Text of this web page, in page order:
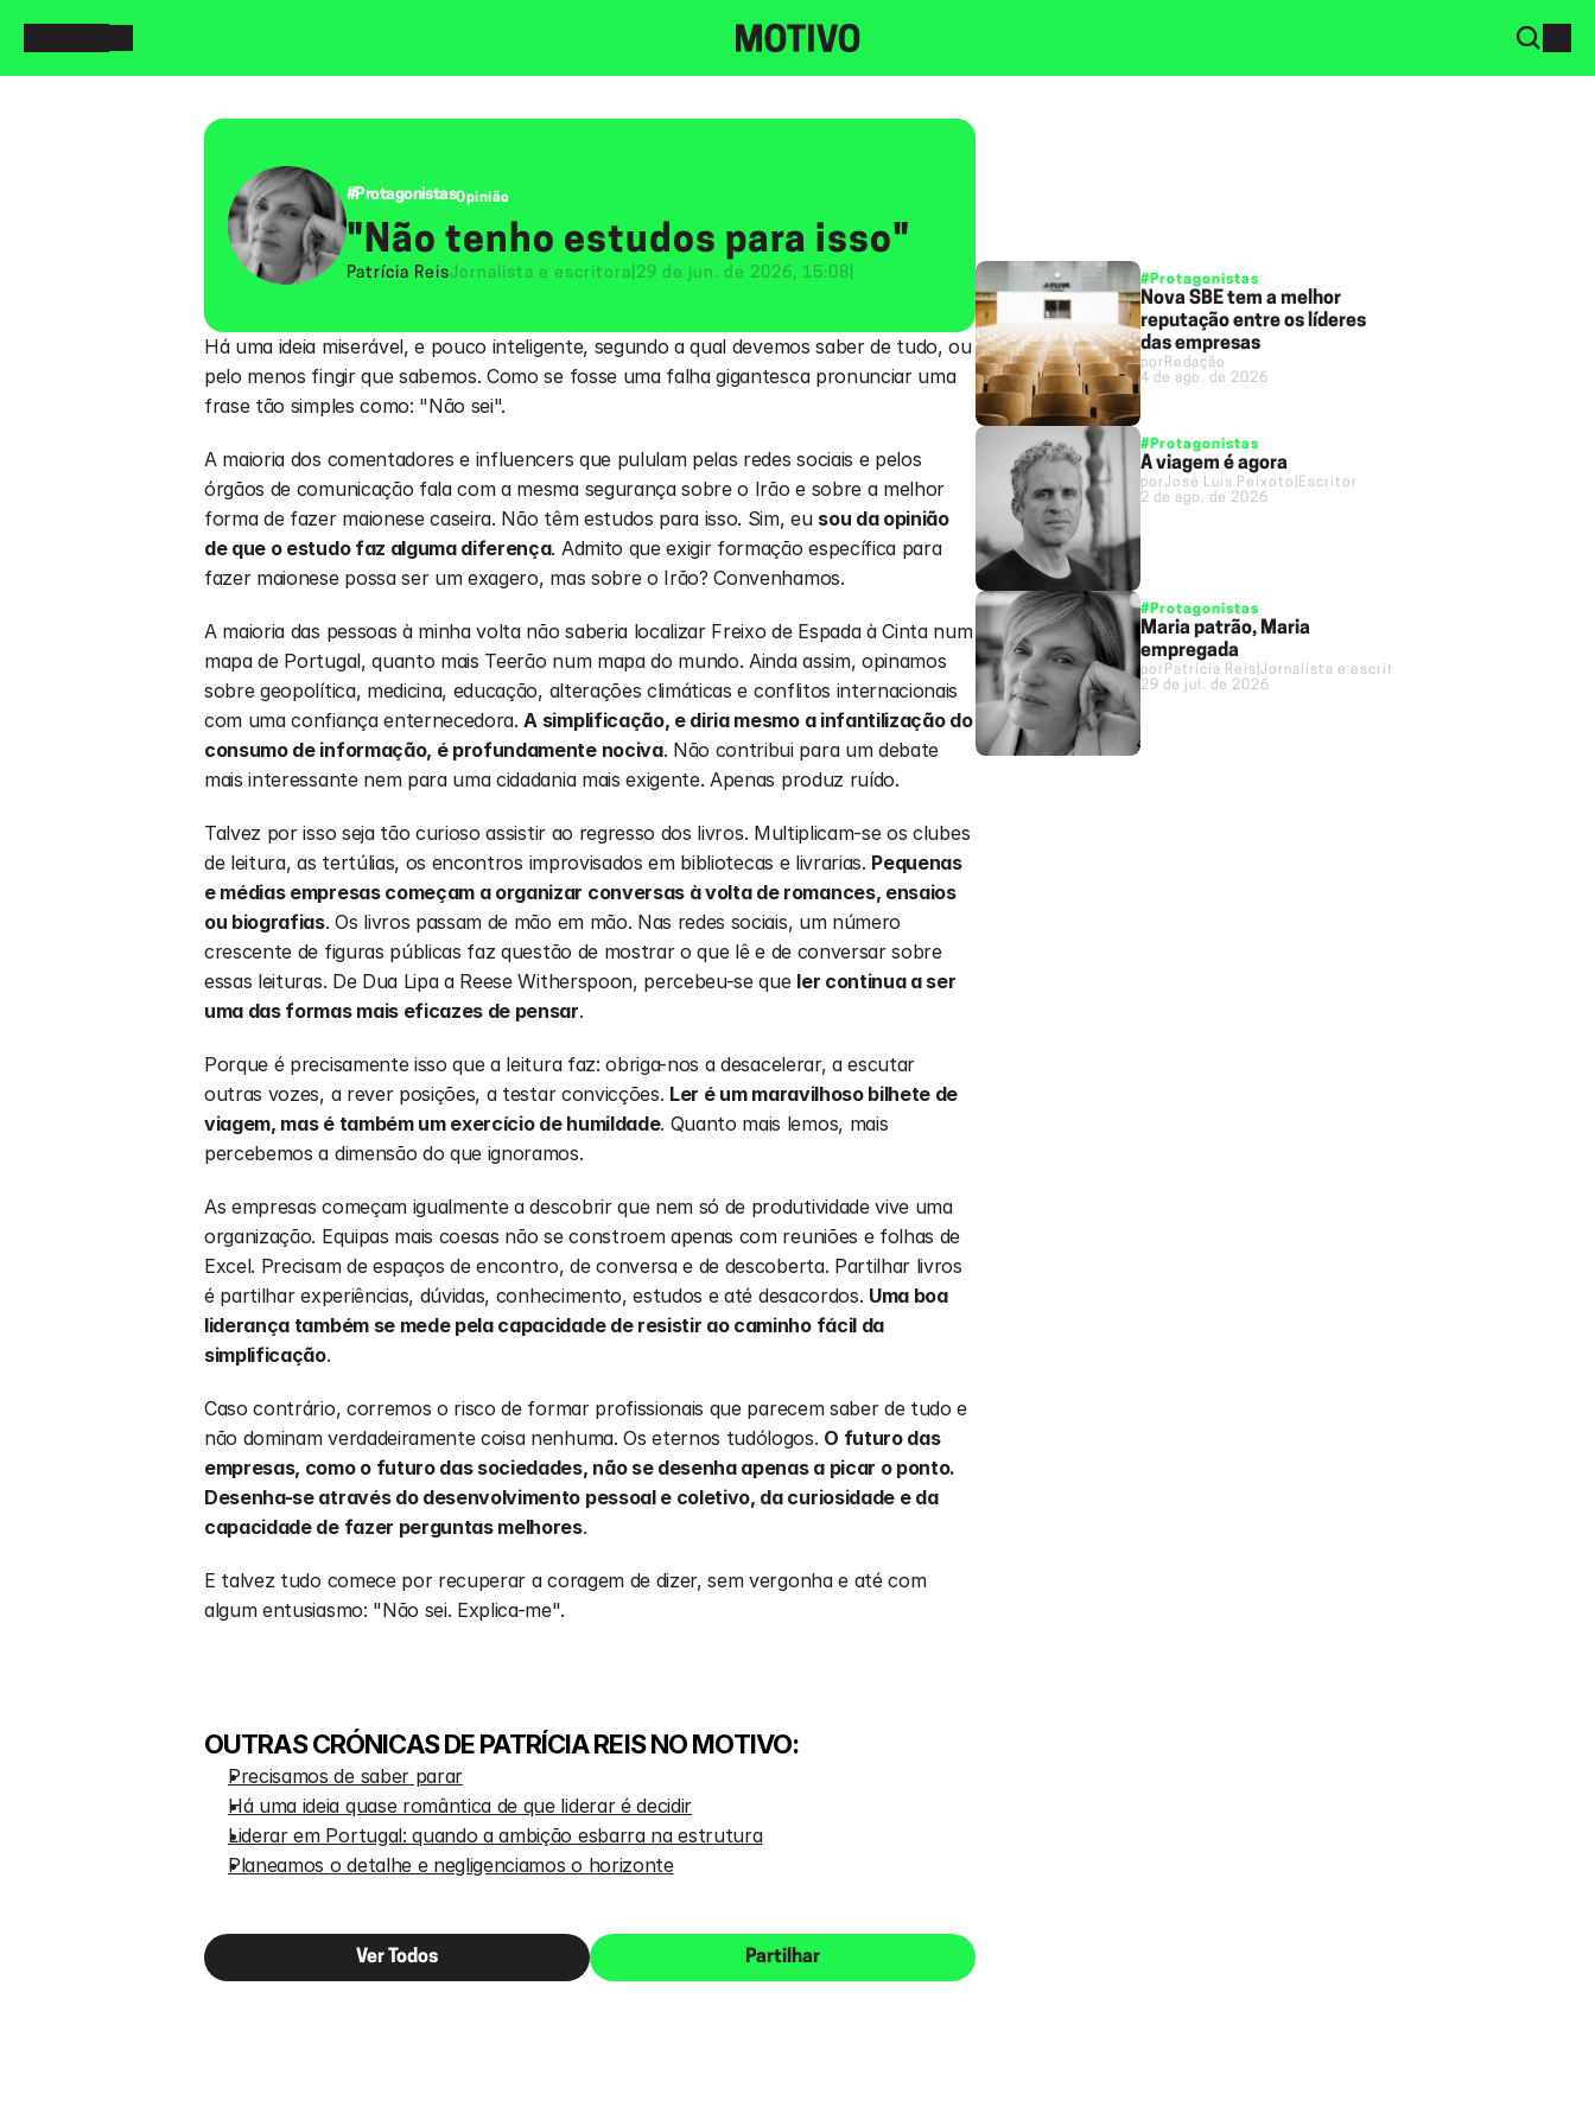
"Não tenho estudos para isso"
Patrícia ReisJornalista e escritora 29 de jun. de 2026, 15:08
#ProtagonistasOpinião
Há uma ideia miserável, e pouco inteligente, segundo a qual devemos saber de tudo, ou
pelo menos fingir que sabemos. Como se fosse uma falha gigantesca pronunciar uma
frase tão simples como: "Não sei".
A maioria dos comentadores e influencers que pululam pelas redes sociais e pelos
órgãos de comunicação fala com a mesma segurança sobre o Irão e sobre a melhor
forma de fazer maionese caseira. Não têm estudos para isso. Sim, eu sou da opinião
de que o estudo faz alguma diferença. Admito que exigir formação específica para
fazer maionese possa ser um exagero, mas sobre o Irão? Convenhamos.
A maioria das pessoas à minha volta não saberia localizar Freixo de Espada à Cinta num
mapa de Portugal, quanto mais Teerão num mapa do mundo. Ainda assim, opinamos
sobre geopolítica, medicina, educação, alterações climáticas e conflitos internacionais
com uma confiança enternecedora. A simplificação, e diria mesmo a infantilização do
consumo de informação, é profundamente nociva. Não contribui para um debate
mais interessante nem para uma cidadania mais exigente. Apenas produz ruído.
Talvez por isso seja tão curioso assistir ao regresso dos livros. Multiplicam-se os clubes
de leitura, as tertúlias, os encontros improvisados em bibliotecas e livrarias. Pequenas
e médias empresas começam a organizar conversas à volta de romances, ensaios
ou biografias. Os livros passam de mão em mão. Nas redes sociais, um número
crescente de figuras públicas faz questão de mostrar o que lê e de conversar sobre
essas leituras. De Dua Lipa a Reese Witherspoon, percebeu-se que ler continua a ser
uma das formas mais eficazes de pensar.
Porque é precisamente isso que a leitura faz: obriga-nos a desacelerar, a escutar
outras vozes, a rever posições, a testar convicções. Ler é um maravilhoso bilhete de
viagem, mas é também um exercício de humildade. Quanto mais lemos, mais
percebemos a dimensão do que ignoramos.
As empresas começam igualmente a descobrir que nem só de produtividade vive uma
organização. Equipas mais coesas não se constroem apenas com reuniões e folhas de
Excel. Precisam de espaços de encontro, de conversa e de descoberta. Partilhar livros
é partilhar experiências, dúvidas, conhecimento, estudos e até desacordos. Uma boa
liderança também se mede pela capacidade de resistir ao caminho fácil da
simplificação.
Caso contrário, corremos o risco de formar profissionais que parecem saber de tudo e
não dominam verdadeiramente coisa nenhuma. Os eternos tudólogos. O futuro das
empresas, como o futuro das sociedades, não se desenha apenas a picar o ponto.
Desenha-se através do desenvolvimento pessoal e coletivo, da curiosidade e da
capacidade de fazer perguntas melhores.
E talvez tudo comece por recuperar a coragem de dizer, sem vergonha e até com
algum entusiasmo: "Não sei. Explica-me".
OUTRAS CRÓNICAS DE PATRÍCIA REIS NO MOTIVO:
Precisamos de saber parar
Há uma ideia quase romântica de que liderar é decidir
Liderar em Portugal: quando a ambição esbarra na estrutura
Planeamos o detalhe e negligenciamos o horizonte
Ver Todos Partilhar
#Protagonistas
Nova SBE tem a melhor
reputação entre os líderes
das empresas
por Redação
4 de ago. de 2026
#Protagonistas
A viagem é agora
porJosé Luís Peixoto Escritor
2 de ago. de 2026
#Protagonistas
Maria patrão, Maria
empregada
por Patrícia Reis Jornalista e escritora
29 de jul. de 2026